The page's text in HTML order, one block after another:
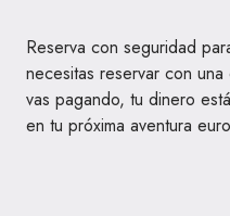
Reserva con seguridad
necesitas reservar con
vas pagando, tu dinero
en tu próxima aventura